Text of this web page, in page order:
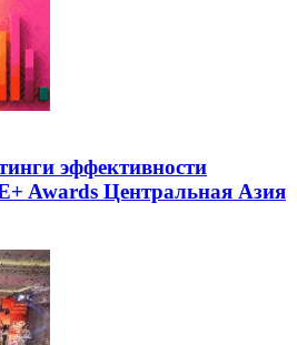
эффективности
Awards Центральная Азия